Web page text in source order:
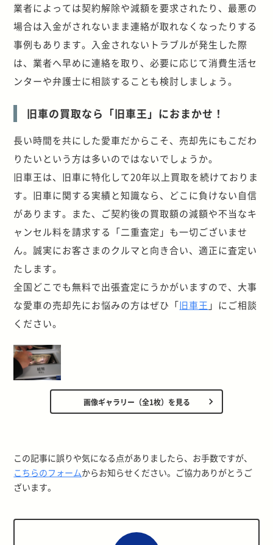
業者によっては契約解除や減額を要求されたり、最悪の
場合は入金がされないまま連絡が取れなくなったりする
事例もあります。入金されないトラブルが発生した際
は、業者へ早めに連絡を取り、必要に応じて消費生活セ
ンターや弁護士に相談することも検討しましょう。
旧車の買取なら「旧車王」におまかせ！
長い時間を共にした愛車だからこそ、売却先にもこだわ
りたいという方は多いのではないでしょうか。
旧車王は、旧車に特化して20年以上買取を続けておりま
す。旧車に関する実績と知識なら、どこに負けない自信
があります。また、ご契約後の買取額の減額や不当なキ
ャンセル料を請求する「二重査定」も一切ございませ
ん。誠実にお客さまのクルマと向き合い、適正に査定い
たします。
全国どこでも無料で出張査定にうかがいますので、大事
な愛車の売却先にお悩みの方はぜひ「旧車王 」にご相談
ください。
画像ギャラリー（全1枚）を見る
この記事に誤りや気になる点がありましたら、お手数ですが、
こちらのフォームからお知らせください。ご協力ありがとうご
ざいます。